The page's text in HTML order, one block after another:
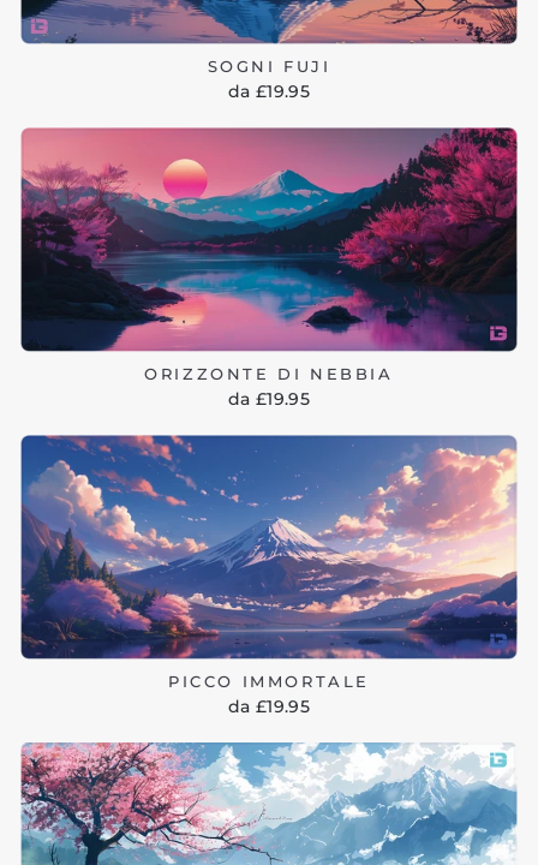
SOGNI FUJI
da £19.95
ORIZZONTE DI NEBBIA
da £19.95
PICCO IMMORTALE
da £19.95